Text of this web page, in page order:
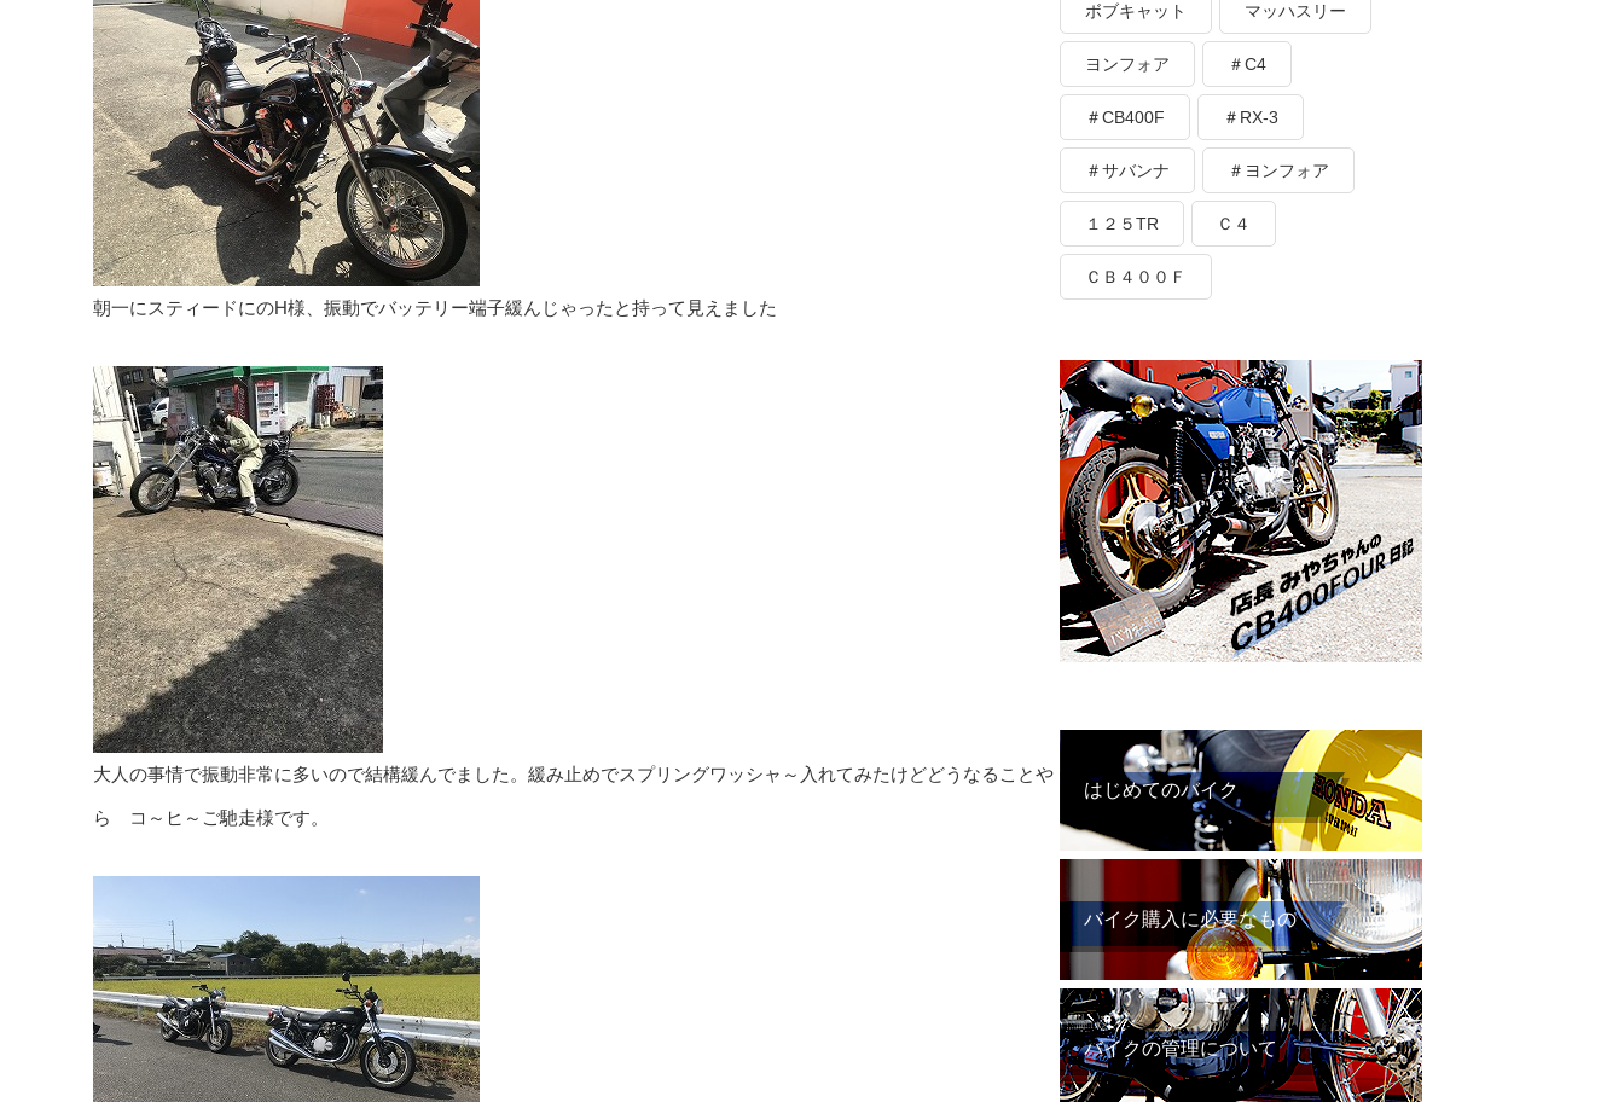
朝一にスティードにのH様、振動でバッテリー端子緩んじゃったと持って見えました
大人の事情で振動非常に多いので結構緩んでました。緩み止めでスプリングワッシャ～入れてみたけどどうなることや
ら コ～ヒ～ご馳走様です。
ボブキャット マッハスリー
ヨンフォア ＃C4
＃CB400F ＃RX-3
＃サバンナ ＃ヨンフォア
１２５TR Ｃ４
ＣＢ４００Ｆ
はじめてのバイク
バイク購入に必要なもの
バイクの管理について